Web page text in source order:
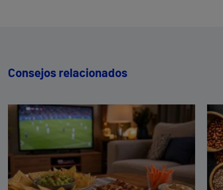
Consejos relacionados